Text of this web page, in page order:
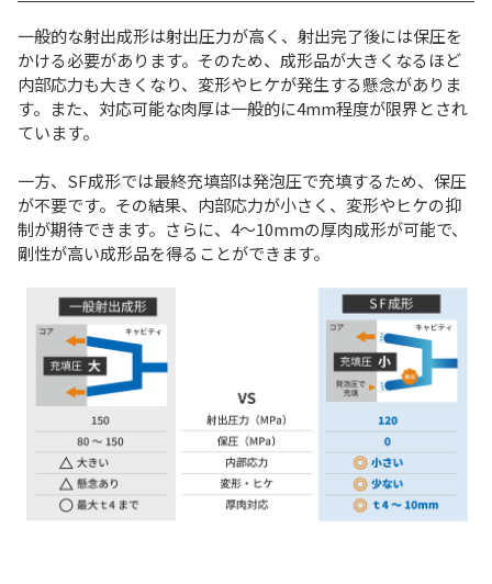
一般的な射出成形は射出圧力が高く、射出完了後には保圧を
かける必要があります。そのため、成形品が大きくなるほど
内部応力も大きくなり、変形やヒケが発生する懸念がありま
す。また、対応可能な肉厚は一般的に4mm程度が限界とされ
ています。
一方、SF成形では最終充填部は発泡圧で充填するため、保圧
が不要です。その結果、内部応力が小さく、変形やヒケの抑
制が期待できます。さらに、4～10mmの厚肉成形が可能で、
剛性が高い成形品を得ることができます。